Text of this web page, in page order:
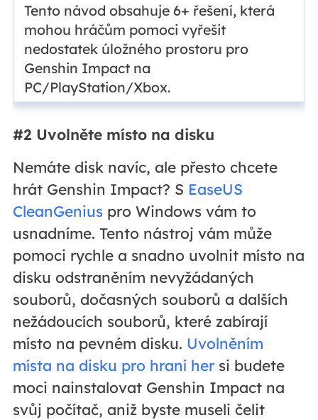
Tento návod obsahuje 6+ řešení, která
mohou hráčům pomoci vyřešit
nedostatek úložného prostoru pro
Genshin Impact na
PC/PlayStation/Xbox.
#2 Uvolněte místo na disku
Nemáte disk navíc, ale přesto chcete
hrát Genshin Impact? S EaseUS
CleanGenius pro Windows vám to
usnadníme. Tento nástroj vám může
pomoci rychle a snadno uvolnit místo na
disku odstraněním nevyžádaných
souborů, dočasných souborů a dalších
nežádoucích souborů, které zabírají
místo na pevném disku. Uvolněním
místa na disku pro hraní hersi budete
moci nainstalovat Genshin Impact na
svůj počítač, aniž byste museli čelit